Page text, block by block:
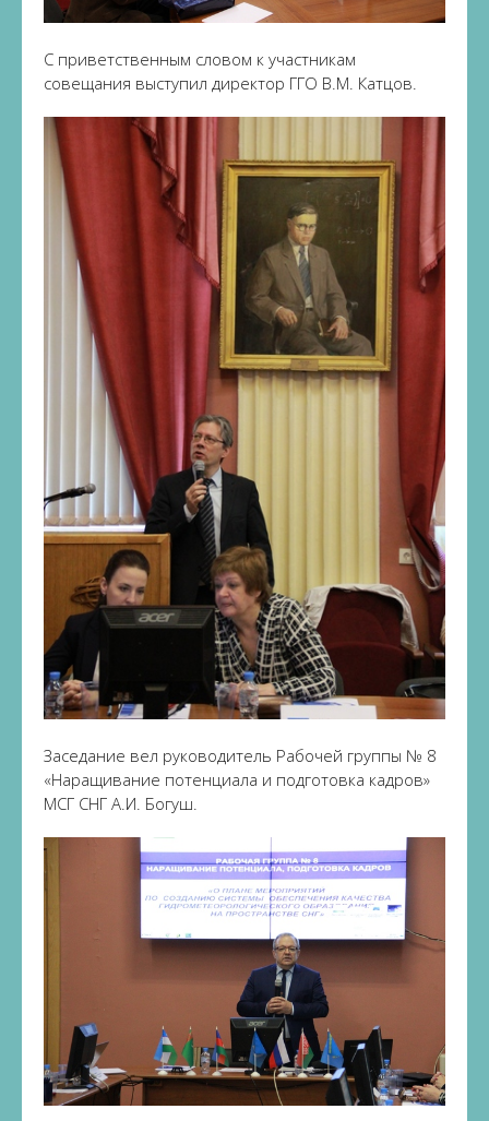
С приветственным словом к участникам
совещания выступил директор ГГО В.М. Катцов.
Заседание вел руководитель Рабочей группы № 8
«Наращивание потенциала и подготовка кадров»
МСГ СНГ А.И. Богуш.